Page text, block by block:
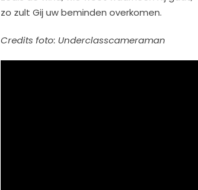
zo zult Gij uw beminden overkomen.
Credits foto: Underclasscameraman